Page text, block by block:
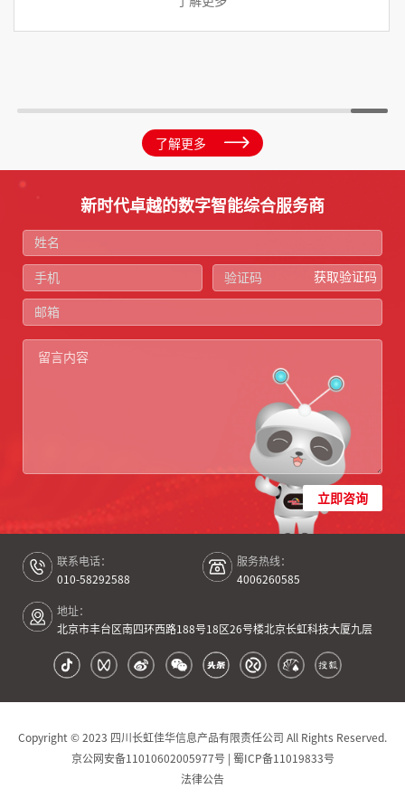
了解更多
新时代卓越的数字智能综合服务商
获取验证码
立即咨询
联系电话：
010-58292588
服务热线：
4006260585
地址：
北京市丰台区南四环西路188号18区26号楼北京长虹科技大厦九层
Copyright © 2023 四川长虹佳华信息产品有限责任公司 All Rights Reserved.
京公网安备11010602005977号 | 蜀ICP备11019833号
法律公告